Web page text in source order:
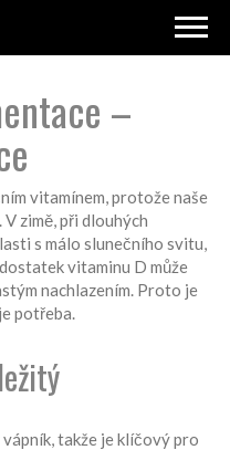
–
vitamínem, protože naše
zimě, při dlouhých
s málo slunečního svitu,
vitaminu D může
nachlazením. Proto je
potřeba.
takže je klíčový pro